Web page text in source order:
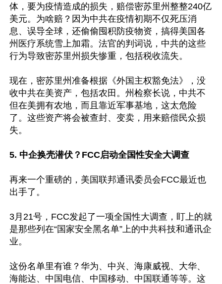
体，要为疫情造成的损失，赔偿密苏里州整整240亿
美元。为啥赔？因为中共在疫情初期不仅死压消
息、误导全球，还偷偷囤积防疫物资，搞得美国各
州医疗系统雪上加霜。法官的判词说，中共的这些
行为导致密苏里州损失惨重，包括税收流失。
现在，密苏里州准备根据《外国主权豁免法》，没
收中共在美资产，包括农田。州检察长说，中共不
但在美拥有农地，而且靠近军事基地，这太危险
了。这些资产将会被查封、变卖，用来赔偿民众损
失。
5. 中企换壳潜伏？FCC启动全国性安全大调查
再来一个重磅的，美国联邦通讯委员会FCC最近也
出手了。
3月21号，FCC发起了一项全国性大调查，盯上的就
是那些列在“国家安全黑名单”上的中共科技和通讯企
业​。
这份名单里有谁？华为、中兴、海康威视、大华、
海能达、中国电信、中国移动、中国联通等等。这